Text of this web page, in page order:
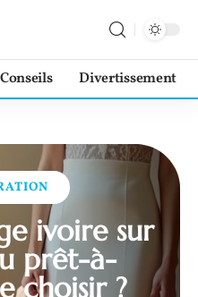
Conseils Divertissement
ivoire sur
prêt-à-
choisir ?